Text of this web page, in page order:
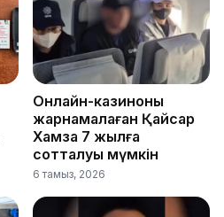
Онлайн-казиноны
жарнамалаған Қайсар
Хамза 7 жылға
сотталуы мүмкін
6 тамыз, 2026